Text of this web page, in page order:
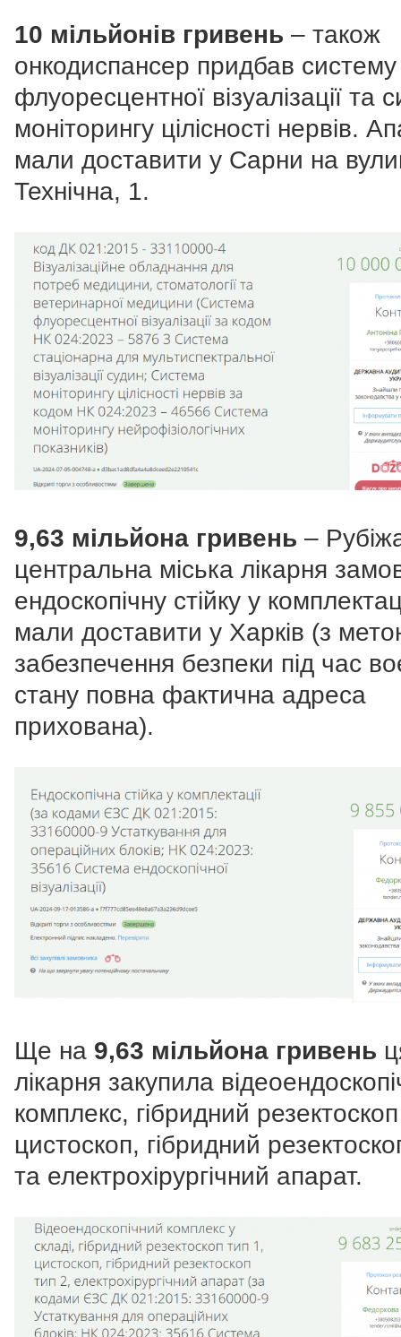
10 мільйонів гривень – також
онкодиспансер придбав систему
флуоресцентної візуалізації та
моніторингу цілісності нервів.
мали доставити у Сарни на
Технічна, 1.
9,63 мільйона гривень –
центральна міська лікарня
ендоскопічну стійку у
мали доставити у Харків (з
забезпечення безпеки під час
стану повна фактична адреса
прихована).
Ще на 9,63 мільйона гривень
лікарня закупила
комплекс, гібридний
цистоскоп, гібридний
та електрохірургічний апарат.